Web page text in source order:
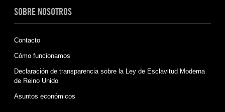
SOBRE NOSOTROS
Contacto
Cómo funcionamos
Declaración de transparencia sobre la Ley de Esclavitud Moderna
de Reino Unido
Asuntos económicos